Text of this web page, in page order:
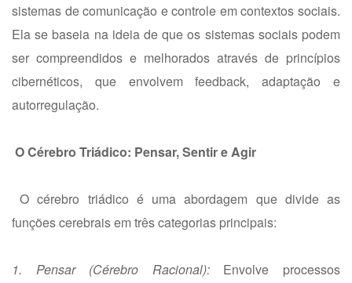
sistemas de comunicação e controle em contextos sociais.
Ela se baseia na ideia de que os sistemas sociais podem
ser compreendidos e melhorados através de princípios
cibernéticos, que envolvem feedback, adaptação e
autorregulação.
O Cérebro Triádico: Pensar, Sentir e Agir
O cérebro triádico é uma abordagem que divide as
funções cerebrais em três categorias principais:
1. Pensar (Cérebro Racional):Envolve processos